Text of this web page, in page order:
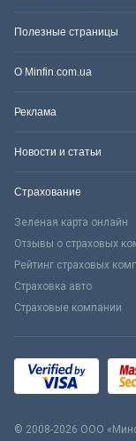
Полезные страницы
О Minfin.com.ua
Реклама
Новости и статьи
Страхование
Зеленая карта онлайн
Отзывы о страховых
Рейтинг страховых
Страховка авто
Страховые компании
© 2008-2026 ООО